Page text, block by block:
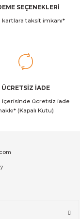
Pro Çelik
Pro Çelik
Pro Çelik
SEÇENEKLERİ
kartlara taksit imkanı*
ÜCRETSİZ İADE
içerisinde ücretsiz iade
(Kapalı Kutu)